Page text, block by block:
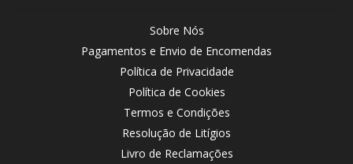
Sobre Nós
Pagamentos e Envio de Encomendas
Política de Privacidade
Política de Cookies
Termos e Condições
Resolução de Litígios
Livro de Reclamações